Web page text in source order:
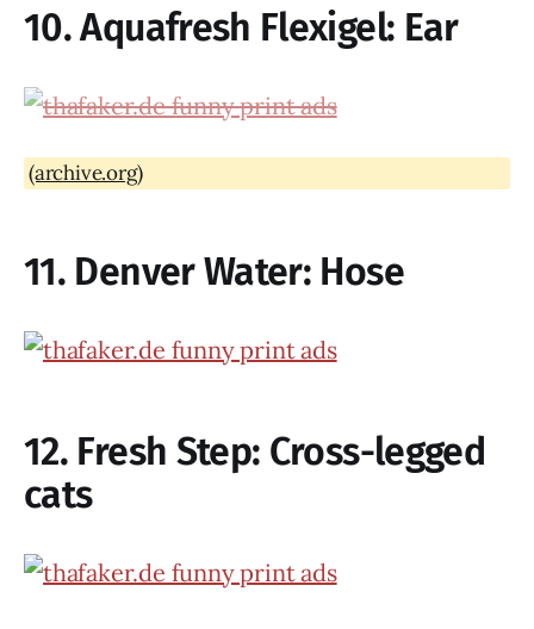
10. Aquafresh Flexigel: Ear
(archive.org)
11. Denver Water: Hose
12. Fresh Step: Cross-legged
cats